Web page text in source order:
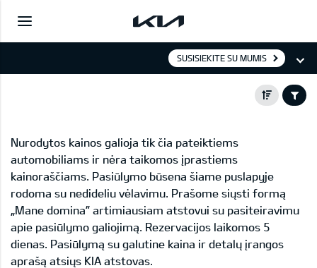
SUSISIEKITE SU MUMIS
Nurodytos kainos galioja tik čia pateiktiems
automobiliams ir nėra taikomos įprastiems
kainoraščiams. Pasiūlymo būsena šiame puslapyje
rodoma su nedideliu vėlavimu. Prašome siųsti formą
„Mane domina” artimiausiam atstovui su pasiteiravimu
apie pasiūlymo galiojimą. Rezervacijos laikomos 5
dienas. Pasiūlymą su galutine kaina ir detalų įrangos
aprašą atsiųs KIA atstovas.